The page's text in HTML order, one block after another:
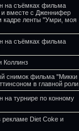
на съёмках фильма
вместе с Дженнифер
кадре ленты "Умри, моя
на съёмках фильма
Коллинз
снимок фильма "Микки
в главной роли
на турнире по конному
Diet Coke и